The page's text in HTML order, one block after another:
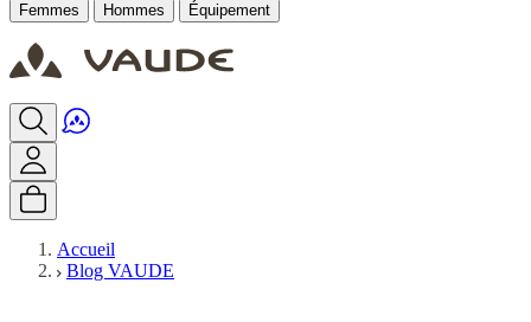
Femmes Hommes Équipement
Accueil
Blog VAUDE